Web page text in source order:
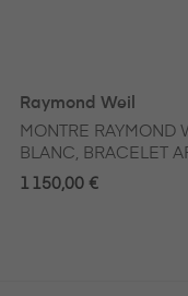
Raymond Weil
MONTRE RAYMOND
BLANC, BRACELET
1 150,00 €